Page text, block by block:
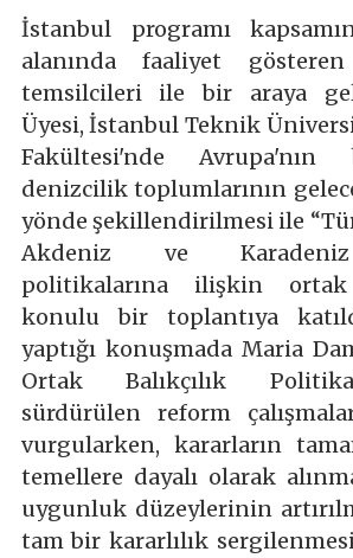
İstanbul programı
alanında faaliyet
temsilcileri ile bir araya
Üyesi, İstanbul Teknik
Fakültesi'nde Avrupa'nın
denizcilik toplumlarının
yönde şekillendirilmesi ile
Akdeniz ve
politikalarına ilişkin ortak
konulu bir toplantıya
yaptığı konuşmada Maria
Ortak Balıkçılık
sürdürülen reform
vurgularken, kararların
temellere dayalı olarak
uygunluk düzeylerinin
tam bir kararlılık